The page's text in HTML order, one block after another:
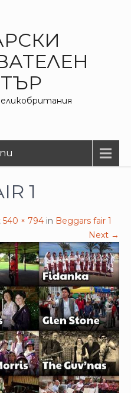
1
540 × 794 in Beggars fair 1
Next →